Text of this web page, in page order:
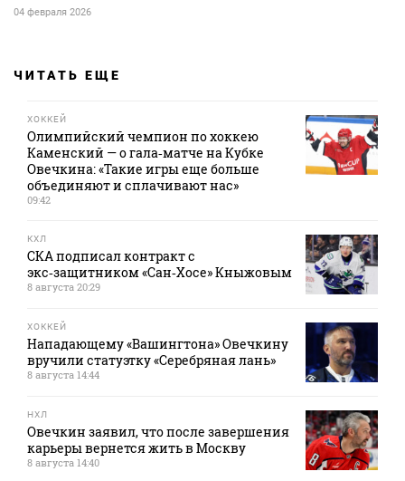
04 февраля 2026
ЧИТАТЬ ЕЩЕ
ХОККЕЙ
Олимпийский чемпион по хоккею
Каменский — о гала‑матче на Кубке
Овечкина: «Такие игры еще больше
объединяют и сплачивают нас»
09:42
КХЛ
СКА подписал контракт с
экс‑защитником «Сан‑Хосе» Кныжовым
8 августа 20:29
ХОККЕЙ
Нападающему «Вашингтона» Овечкину
вручили статуэтку «Серебряная лань»
8 августа 14:44
НХЛ
Овечкин заявил, что после завершения
карьеры вернется жить в Москву
8 августа 14:40